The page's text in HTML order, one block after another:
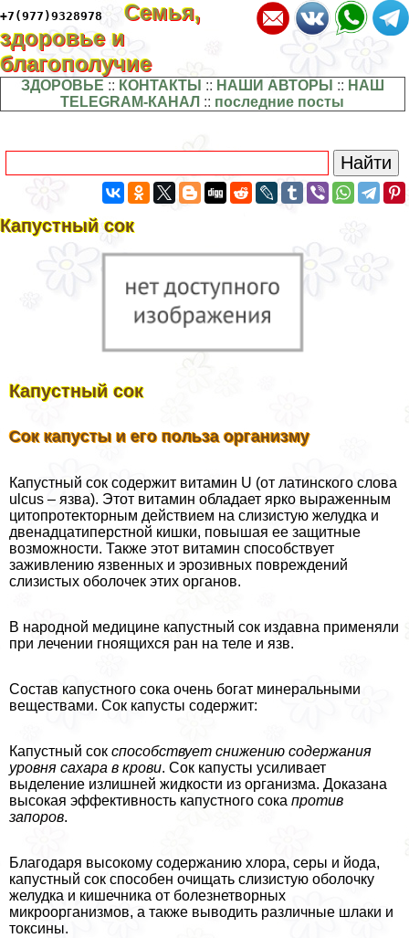
+7(977)9328978
Семья,
здоровье и
благополучие
ЗДОРОВЬЕ :: КОНТАКТЫ :: НАШИ АВТОРЫ :: НАШ
TELEGRAM-КАНАЛ :: последние посты
Капустный сок
Капустный сок
Сок капусты и его польза организму
Капустный сок содержит витамин U (от латинского слова
ulcus – язва). Этот витамин обладает ярко выраженным
цитопротекторным действием на слизистую желудка и
двенадцатиперстной кишки, повышая ее защитные
возможности. Также этот витамин способствует
заживлению язвенных и эрозивных повреждений
слизистых оболочек этих органов.
В народной медицине капустный сок издавна применяли
при лечении гноящихся ран на теле и язв.
Состав капустного сока очень богат минеральными
веществами. Сок капусты содержит:
Капустный сок способствует снижению содержания
уровня сахара в крови. Сок капусты усиливает
выделение излишней жидкости из организма. Доказана
высокая эффективность капустного сока против
запоров.
Благодаря высокому содержанию хлора, серы и йода,
капустный сок способен очищать слизистую оболочку
желудка и кишечника от болезнетворных
микроорганизмов, а также выводить различные шлаки и
токсины.